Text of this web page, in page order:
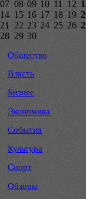
07 08 09 10 11 12
14 15 16 17 18 19
21
22 23 24 25 26
28 29 30
Общество
Власть
Бизнес
Экономика
События
Культура
Спорт
Обзоры